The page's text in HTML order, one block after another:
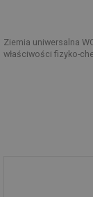
Ziemia uniwersalna
właściwości fizyko-